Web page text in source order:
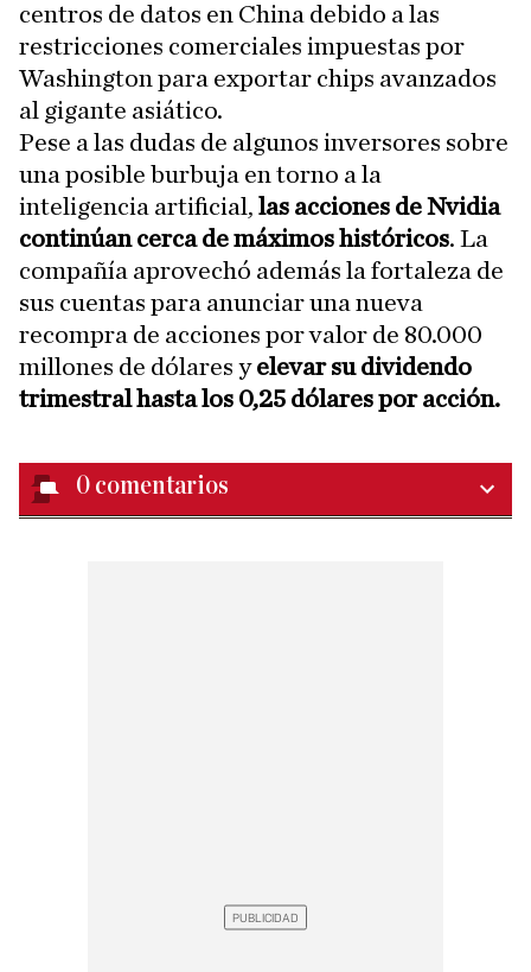
centros de datos en China debido a las
restricciones comerciales impuestas por
Washington para exportar chips avanzados
al gigante asiático.
Pese a las dudas de algunos inversores sobre
una posible burbuja en torno a la
inteligencia artificial, las acciones de Nvidia
continúan cerca de máximos históricos. La
compañía aprovechó además la fortaleza de
sus cuentas para anunciar una nueva
recompra de acciones por valor de 80.000
millones de dólares yelevar su dividendo
trimestral hasta los 0,25 dólares por acción.
0 comentarios